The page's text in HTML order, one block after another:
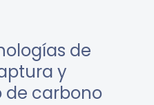
de
y
carbono